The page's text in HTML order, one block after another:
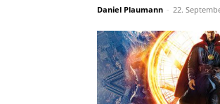
Daniel Plaumann - 22.